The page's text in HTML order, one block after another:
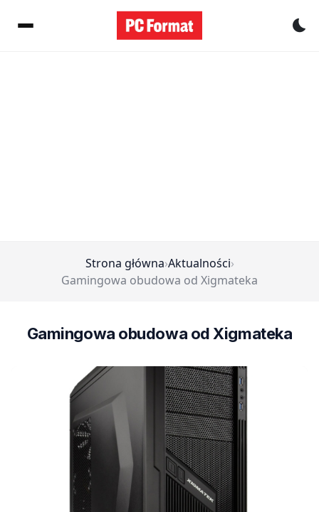
Strona główna›Aktualności›
Gamingowa obudowa od Xigmateka
Gamingowa obudowa od Xigmateka